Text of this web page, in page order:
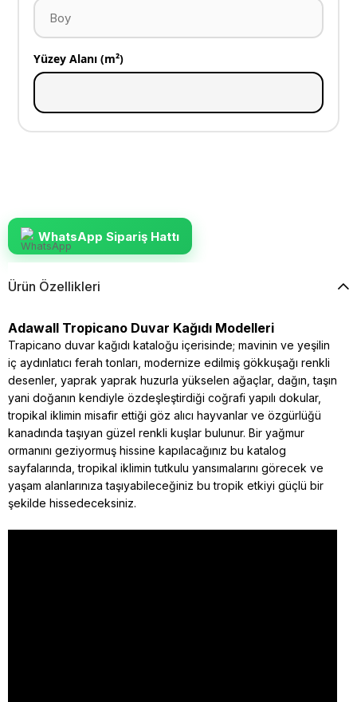
Yüzey Alanı (m²)
WhatsApp Sipariş Hattı
Ürün Özellikleri
Adawall Tropicano Duvar Kağıdı Modelleri
Trapicano duvar kağıdı kataloğu içerisinde; mavinin ve yeşilin
iç aydınlatıcı ferah tonları, modernize edilmiş gökkuşağı renkli
desenler, yaprak yaprak huzurla yükselen ağaçlar, dağın, taşın
yani doğanın kendiyle özdeşleştirdiği coğrafi yapılı dokular,
tropikal iklimin misafir ettiği göz alıcı hayvanlar ve özgürlüğü
kanadında taşıyan güzel renkli kuşlar bulunur. Bir yağmur
ormanını geziyormuş hissine kapılacağınız bu katalog
sayfalarında, tropikal iklimin tutkulu yansımalarını görecek ve
yaşam alanlarınıza taşıyabileceğiniz bu tropik etkiyi güçlü bir
şekilde hissedeceksiniz.